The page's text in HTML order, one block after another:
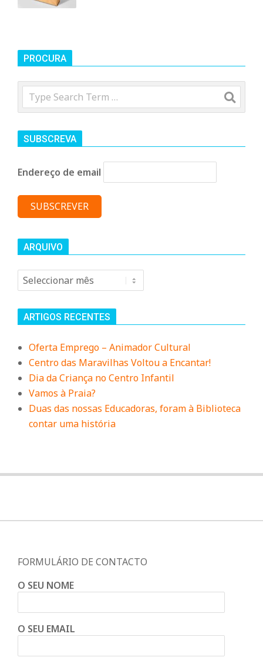
PROCURA
Search
SUBSCREVA
Endereço de email
ARQUIVO
Arquivo
ARTIGOS RECENTES
Oferta Emprego – Animador Cultural
Centro das Maravilhas Voltou a Encantar!
Dia da Criança no Centro Infantil
Vamos à Praia?
Duas das nossas Educadoras, foram à Biblioteca
contar uma história
FORMULÁRIO DE CONTACTO
O SEU NOME
O SEU EMAIL